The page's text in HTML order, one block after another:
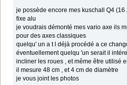
je possède encore mes kuschall Q4
fixe alu
je voudrais démonté mes vario axe ils
pour des axes classiques
quelqu' un a t l déjà procédé a ce
éventuellement quelqu 'un serait il
incliner les roues , et même être utilisé
il mesure 48 cm , et 4 cm de diamètre
je vous joint les photos